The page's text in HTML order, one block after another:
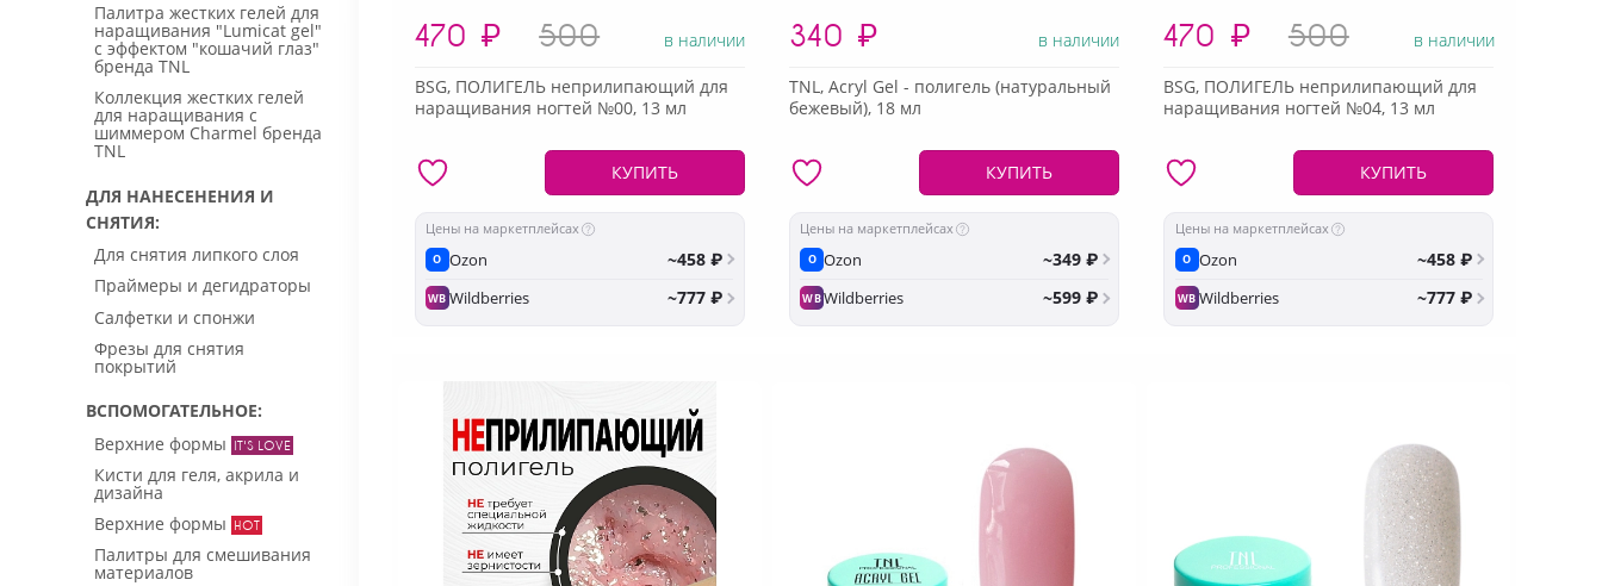
Палитра жестких гелей для
наращивания "Lumicat gel"
с эффектом "кошачий глаз"
бренда TNL
Коллекция жестких гелей
для наращивания с
шиммером Charmel бренда
TNL
ДЛЯ НАНЕСЕНЕНИЯ И
СНЯТИЯ
Для снятия липкого слоя
Праймеры и дегидраторы
Салфетки и спонжи
Фрезы для снятия
покрытий
ВСПОМОГАТЕЛЬНОЕ
Верхние формы
Кисти для геля, акрила и
дизайна
Верхние формы
Палитры для смешивания
материалов
470 ₽ 500 в наличии
BSG, ПОЛИГЕЛЬ неприлипающий для
наращивания ногтей №00, 13 мл
КУПИТЬ
Цены на маркетплейсах
O Ozon ~458 ₽
WB Wildberries ~777 ₽
340 ₽ в наличии
TNL, Acryl Gel - полигель (натуральный
бежевый), 18 мл
КУПИТЬ
Цены на маркетплейсах
O Ozon ~349 ₽
WBWildberries ~599 ₽
470 ₽ 500 в наличии
BSG, ПОЛИГЕЛЬ неприлипающий для
наращивания ногтей №04, 13 мл
КУПИТЬ
Цены на маркетплейсах
O Ozon ~458 ₽
WB Wildberries ~777 ₽